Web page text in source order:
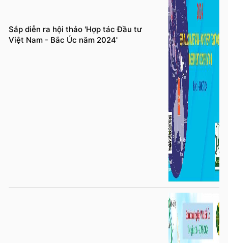
Sắp diễn ra hội thảo 'Hợp tác Đầu tư
Việt Nam - Bắc Úc năm 2024'